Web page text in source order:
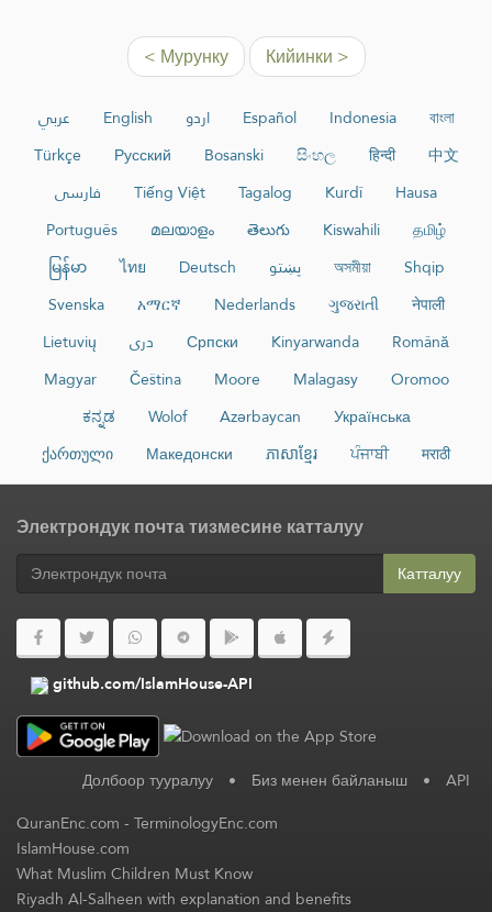
< Мурунку Кийинки >
عربي English اردو Español Indonesia
বাংলা
Türkçe
Русский Bosanski සිංහල हिन्दी
中文
فارسی
Tiếng Việt Tagalog Kurdî
Hausa
Português
മലയാളം తెలుగు Kiswahili
தமிழ்
မြန်မာ
ไทย Deutsch پښتو অসমীয়া
Shqip
Svenska
አማርኛ Nederlands ગુજરાતી
नेपाली
Lietuvių
دری Српски Kinyarwanda
Română
Magyar
Čeština Moore Malagasy
Oromoo
ಕನ್ನಡ
Wolof Azərbaycan
Українська
ქართული
Македонски ភាសាខ្មែរ ਪੰਜਾਬੀ मराठी
Электрондук почта тизмесине катталуу
Катталуу
github.com/IslamHouse-API
Долбоор тууралуу • Биз менен байланыш • API
QuranEnc.com-TerminologyEnc.com
IslamHouse.com
What Muslim Children Must Know
Riyadh Al-Salheen with explanation and benefits